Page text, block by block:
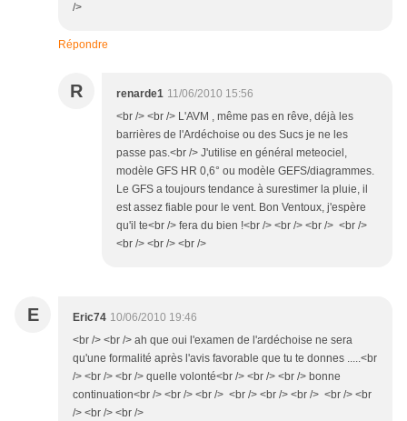
/>
Répondre
R renarde1 11/06/2010 15:56
<br /> <br /> L'AVM , même pas en rêve, déjà les
barrières de l'Ardéchoise ou des Sucs je ne les
passe pas.<br /> J'utilise en général meteociel,
modèle GFS HR 0,6° ou modèle GEFS/diagrammes.
Le GFS a toujours tendance à surestimer la pluie, il
est assez fiable pour le vent. Bon Ventoux, j'espère
qu'il te<br /> fera du bien !<br /> <br /> <br /> <br />
<br /> <br /> <br />
E Eric74 10/06/2010 19:46
<br /> <br /> ah que oui l'examen de l'ardéchoise ne sera
qu'une formalité après l'avis favorable que tu te donnes .....<br
/> <br /> <br /> quelle volonté<br /> <br /> <br /> bonne
continuation<br /> <br /> <br /> <br /> <br /> <br /> <br /> <br
/> <br /> <br />